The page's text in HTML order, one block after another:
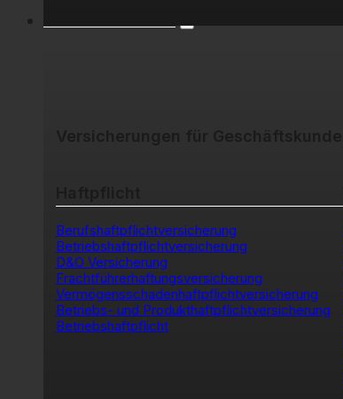
Berufshaftpflichtversicherung
Betriebshaftpflichtversicherung
D&O Versicherung
Frachtführerhaftungsversicherung
Vermögensschadenhaftpflichtversicherung
Betriebs- und Produkthaftpflichtversicherung
Betriebshaftpflicht